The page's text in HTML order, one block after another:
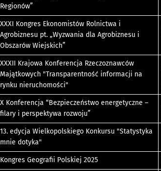
Regionów”
XXXI Kongres Ekonomistów Rolnictwa i
Agrobiznesu pt. „Wyzwania dla Agrobiznesu i
Obszarów Wiejskich”
XXXII Krajowa Konferencja Rzeczoznawców
Majątkowych "Transparentność informacji na
rynku nieruchomości"
X Konferencja “Bezpieczeństwo energetyczne –
filary i perspektywa rozwoju”
13. edycja Wielkopolskiego Konkursu "Statystyka
mnie dotyka"
Kongres Geografii Polskiej 2025